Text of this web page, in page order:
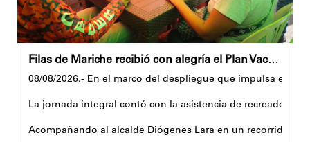
Filas de Mariche recibió con alegría el Plan Vacacional Venezuela RÍE 2026
08/08/2026.- En el marco del despliegue que impulsa el
La jornada integral contó con la asistencia de recreadores
Acompañando al alcalde Diógenes Lara en un recorrido,